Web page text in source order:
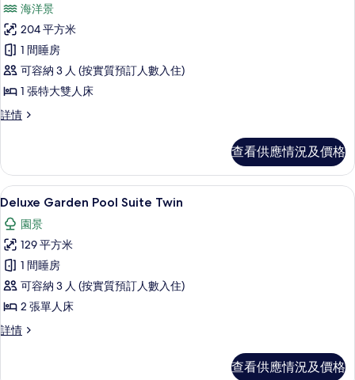
所
有
Beachfront
Pool
Villa
的
海洋景
204 平方米
1 間睡房
可容納 3 人 (按實質預訂人數入住)
1 張特大雙人床
詳情
Beachfront
情
查看供應情況及價格
載
入
所
有
Deluxe
Garden
Pool
Suite
迷你吧贈品、房內夾萬、書桌、手提
9
Deluxe Garden Pool Suite Twin
園景
129 平方米
1 間睡房
可容納 3 人 (按實質預訂人數入住)
2 張單人床
詳情
Deluxe
查看供應情況及價格